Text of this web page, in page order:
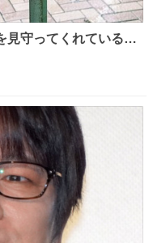
見守ってくれている